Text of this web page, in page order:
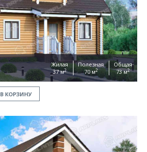
Жилая
37 м2
Полезная
70 м2
Общая
73 м2
В КОРЗИНУ